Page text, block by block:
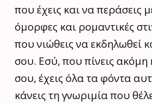
που έχεις και να περάσεις
όμορφες και ρομαντικές
που νιώθεις να εκδηλωθεί
σου. Εσύ, που πίνεις ακόμη
σου, έχεις όλα τα φόντα
κάνεις τη γνωριμία που